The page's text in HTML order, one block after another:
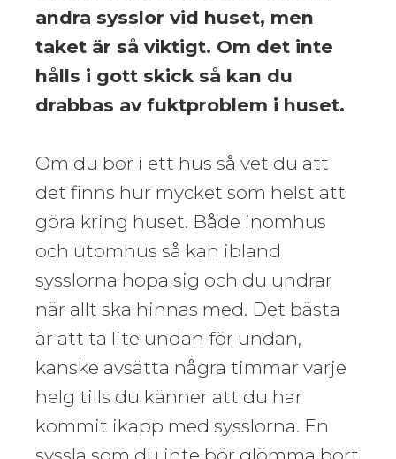
andra sysslor vid huset, men
taket är så viktigt. Om det inte
hålls i gott skick så kan du
drabbas av fuktproblem i huset.
Om du bor i ett hus så vet du att
det finns hur mycket som helst att
göra kring huset. Både inomhus
och utomhus så kan ibland
sysslorna hopa sig och du undrar
när allt ska hinnas med. Det bästa
är att ta lite undan för undan,
kanske avsätta några timmar varje
helg tills du känner att du har
kommit ikapp med sysslorna. En